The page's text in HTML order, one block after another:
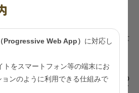
取組の実践状況について]
日当たり３５０ｇ）の認知状況
女性で４９．７％、歩数の推奨量
歩）の認知状況は、男性で２２．
（概要版Ｐ１０，１１）。
負担感のない程度の日常生活の
慣を「実践している」人は自分の
」、「まあまあよい」と回答して
Progressive Web App） に対応し
トをスマートフォン等の端末にお
ンのように利用できる仕組みで